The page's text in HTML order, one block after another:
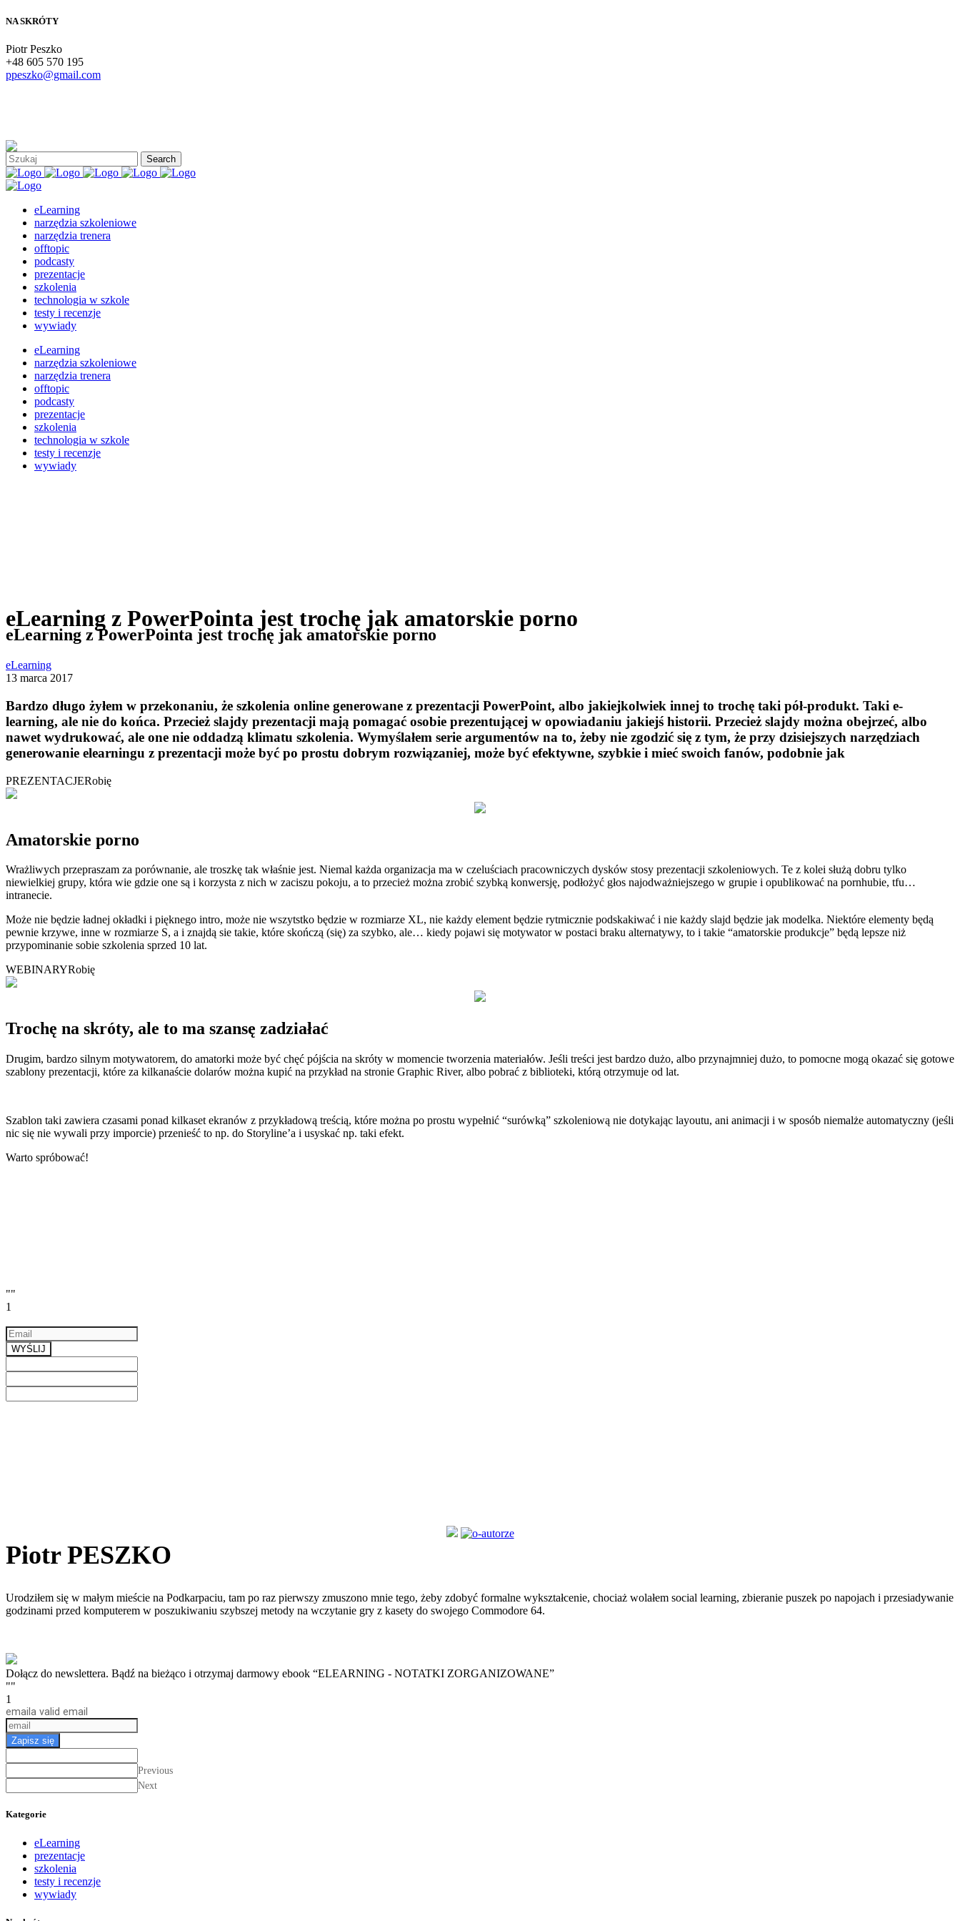
NA SKRÓTY
Piotr Peszko
+48 605 570 195
ppeszko@gmail.com
eLearning
narzędzia szkoleniowe
narzędzia trenera
offtopic
podcasty
prezentacje
szkolenia
technologia w szkole
testy i recenzje
wywiady
eLearning
narzędzia szkoleniowe
narzędzia trenera
offtopic
podcasty
prezentacje
szkolenia
technologia w szkole
testy i recenzje
wywiady
eLearning z PowerPointa jest trochę jak amatorskie porno
eLearning z PowerPointa jest trochę jak amatorskie porno
eLearning
13 marca 2017
Bardzo długo żyłem w przekonaniu, że szkolenia online generowane z prezentacji PowerPoint, albo jakiejkolwiek innej to trochę taki pół-produkt. Taki e-
learning, ale nie do końca. Przecież slajdy prezentacji mają pomagać osobie prezentującej w opowiadaniu jakiejś historii. Przecież slajdy można obejrzeć, albo
nawet wydrukować, ale one nie oddadzą klimatu szkolenia. Wymyślałem serie argumentów na to, żeby nie zgodzić się z tym, że przy dzisiejszych narzędziach
generowanie elearningu z prezentacji może być po prostu dobrym rozwiązaniej, może być efektywne, szybkie i mieć swoich fanów, podobnie jak
PREZENTACJERobię
Amatorskie porno
Wrażliwych przepraszam za porównanie, ale troszkę tak właśnie jest. Niemal każda organizacja ma w czeluściach pracowniczych dysków stosy prezentacji szkoleniowych. Te z kolei służą dobru tylko
niewielkiej grupy, która wie gdzie one są i korzysta z nich w zaciszu pokoju, a to przecież można zrobić szybką konwersję, podłożyć głos najodważniejszego w grupie i opublikować na pornhubie, tfu…
intranecie.
Może nie będzie ładnej okładki i pięknego intro, może nie wszytstko będzie w rozmiarze XL, nie każdy element będzie rytmicznie podskakiwać i nie każdy slajd będzie jak modelka. Niektóre elementy będą
pewnie krzywe, inne w rozmiarze S, a i znajdą sie takie, które skończą (się) za szybko, ale… kiedy pojawi się motywator w postaci braku alternatywy, to i takie “amatorskie produkcje” będą lepsze niż
przypominanie sobie szkolenia sprzed 10 lat.
WEBINARYRobię
Trochę na skróty, ale to ma szansę zadziałać
Drugim, bardzo silnym motywatorem, do amatorki może być chęć pójścia na skróty w momencie tworzenia materiałów. Jeśli treści jest bardzo dużo, albo przynajmniej dużo, to pomocne mogą okazać się gotowe
szablony prezentacji, które za kilkanaście dolarów można kupić na przykład na stronie Graphic River, albo pobrać z biblioteki, którą otrzymuje od lat.
Szablon taki zawiera czasami ponad kilkaset ekranów z przykładową treścią, które można po prostu wypełnić “surówką” szkoleniową nie dotykając layoutu, ani animacji i w sposób niemalże automatyczny (jeśli
nic się nie wywali przy imporcie) przenieść to np. do Storyline’a i usyskać np. taki efekt.
Warto spróbować!
""
1
WYŚLIJ
Piotr PESZKO
Urodziłem się w małym mieście na Podkarpaciu, tam po raz pierwszy zmuszono mnie tego, żeby zdobyć formalne wykształcenie, chociaż wolałem social learning, zbieranie puszek po napojach i przesiadywanie
godzinami przed komputerem w poszukiwaniu szybszej metody na wczytanie gry z kasety do swojego Commodore 64.
Dołącz do newslettera. Bądź na bieżąco i otrzymaj darmowy ebook “ELEARNING - NOTATKI ZORGANIZOWANE”
""
1
email a valid email
Zapisz się
Previous
Next
Kategorie
eLearning
prezentacje
szkolenia
testy i recenzje
wywiady